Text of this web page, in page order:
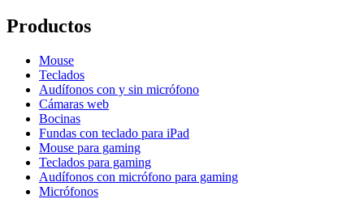
Productos
Mouse
Teclados
Audífonos con y sin micrófono
Cámaras web
Bocinas
Fundas con teclado para iPad
Mouse para gaming
Teclados para gaming
Audífonos con micrófono para gaming
Micrófonos